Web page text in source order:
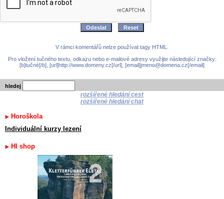
V rámci komentářů nelze používat tagy HTML.
Pro vložení tučného textu, odkazu nebo e-mailové adresy využijte následující značky:
[b]tučné[/b], [url]http://www.domeny.cz[/url], [email]jmeno@domena.cz[/email]
hledej
rozšířené hledání cest
rozšířené hledání chat
Horoškola
Individuální kurzy lezení
HI shop